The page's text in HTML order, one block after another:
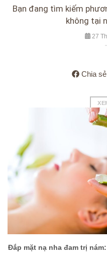
Bạn đang tìm kiếm
không tại
27
Chia sẻ
Đắp mặt nạ nha đam trị